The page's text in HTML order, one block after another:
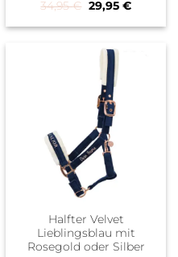
34,95€ Ursprünglicher
29,95 €
Halfter Velvet
Lieblingsblau mit
Rosegold oder Silber